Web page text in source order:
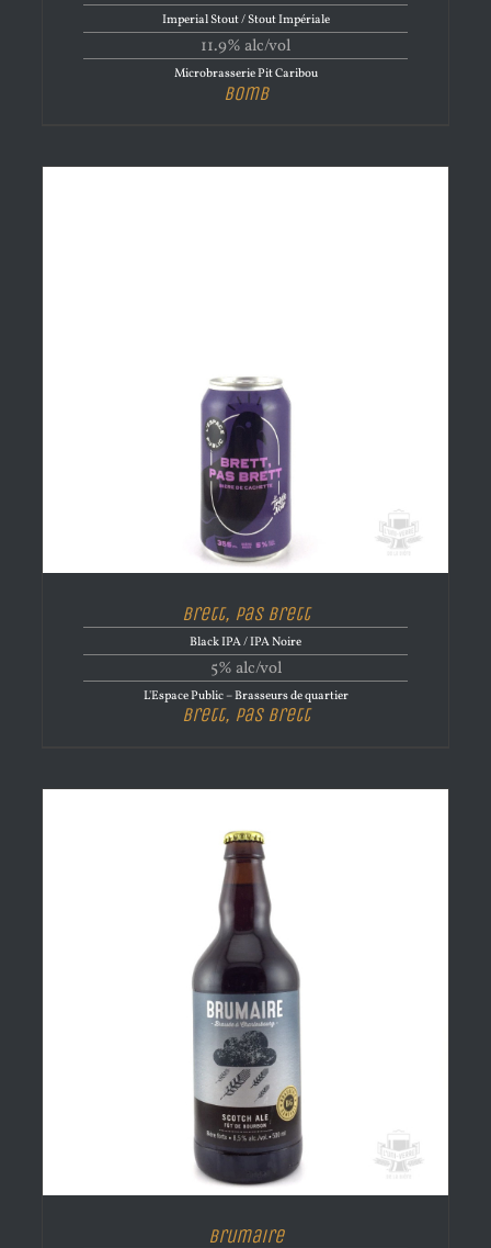
Imperial Stout / Stout Impériale
11.9% alc/vol
Microbrasserie Pit Caribou
Bomb
Brett, Pas Brett
Black IPA / IPA Noire
5% alc/vol
L'Espace Public – Brasseurs de quartier
Brett, Pas Brett
Brumaire